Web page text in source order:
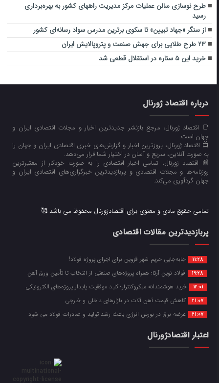
طرح نوسازی سالن عملیات مرکز مدیریت راههای کشور به بهره‌برداری
رسید
از سنگر «جهاد تبیین» تا سکوی برترین مدرس سواد رسانه‌ای کشور
۲۳ طرح طلایی برای جهش صنعت و پتروپالایش ایران
خرید این ۵ ستاره در استقلال قطعی شد
درباره اقتصاد ژورنال
📑 اقتصاد ژورنال، مرجع بازنشر جدیدترین اخبار و مجلات اقتصادی ایران و
جهان است.
📺 اقتصاد ژورنال، بروزترین اخبار و گزارش‌های خبری اقتصادی ایران و جهان را
به صورت آنلاین، سریع و آسان در اختیار شما قرار می‌‌دهد.
📰 اقتصاد ژورنال، تمامی اخبار اقتصادی را به صورت خودکار از معتبرترین
روزنامه‌ها و مجلات اقتصادی و پربازدیدترین خبرگزاری‌های اقتصادی ایران و
جهان گردآوری می‌کند.
تمامی حقوق مادی و معنوی برای اقتصادژورنال محفوظ می باشد 🥰
پربازدیدترین مقالات اقتصادی
11:28 جابه‌جایی حریم شهر قزوین برای اجرای پروژه فولاد!
19:28 فولاد نوین آرکا؛ همراه پروژه‌های صنعتی از انتخاب تا تأمین ورق آهن
12:01 خرید هوشمندانه میکروکنترلر؛ کلید موفقیت پایدار پروژه‌های الکترونیکی
21:07 کاهش قیمت آهن آلات در بازارهای داخلی و خارجی
21:07 عرضه برق در بورس انرژی باعث رشد تولید و صادرات فولاد می شود
اعتبار اقتصادژورنال